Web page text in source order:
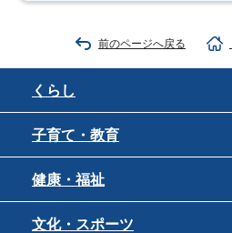
前のページへ戻る
くらし
子育て・教育
健康・福祉
文化・スポーツ